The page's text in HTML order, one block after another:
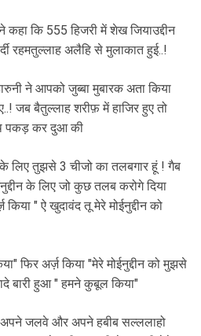
कि 555 हिजरी में शेख जियाउद्दीन
रहमतुल्लाह अलैहि से मुलाकात हुई..!
ने आपको जुब्बा मुबारक अता किया
बैतुल्लाह शरीफ़ में हाजिर हुए तो
पकड़ कर दुआ की
के लिए तुझसे 3 चीजो का तलबगार हूं ! गैब
के लिए जो कुछ तलब करोगे दिया
" ऐ खुदावंद तू मेरे मोईनुद्दीन को
फिर अर्ज़ किया "मेरे मोईनुद्दीन को मुझसे
बारी हुआ " हमने कुबूल किया"
अपने जलवे और अपने हबीब सल्ललाहो